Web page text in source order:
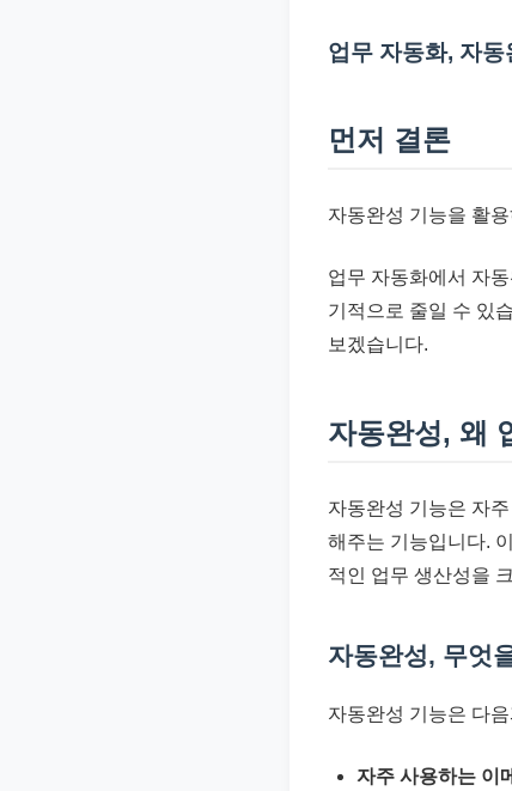
업무 자동화, 자
먼저 결론
자동완성 기능을 활
업무 자동화에서 자
기적으로 줄일 수 있
보겠습니다.
자동완성, 왜
자동완성 기능은 자
해주는 기능입니다.
적인 업무 생산성을
자동완성, 무엇
자동완성 기능은 다
자주 사용하는 이